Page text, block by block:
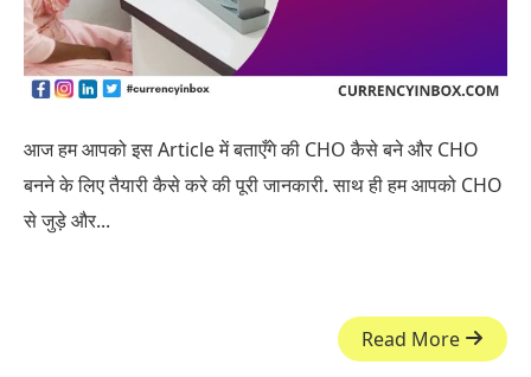
आज हम आपको इस Article में बताएँगे की CHO कैसे बने और CHO
बनने के लिए तैयारी कैसे करे की पूरी जानकारी. साथ ही हम आपको CHO
से जुड़े और...
Read More